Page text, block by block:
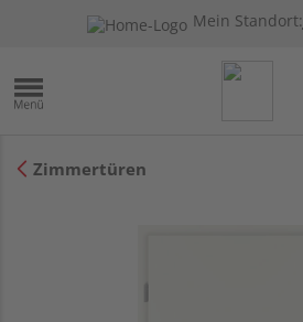
Mein Standort:
Zimmertüren